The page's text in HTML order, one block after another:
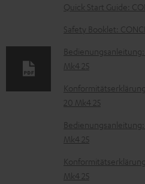
u
m
e
n
t
e
z
u
m
H
Quick Start Guide:
Safety Booklet:
Mk4 25
20 Mk4 25
Mk4 25
Mk4 25